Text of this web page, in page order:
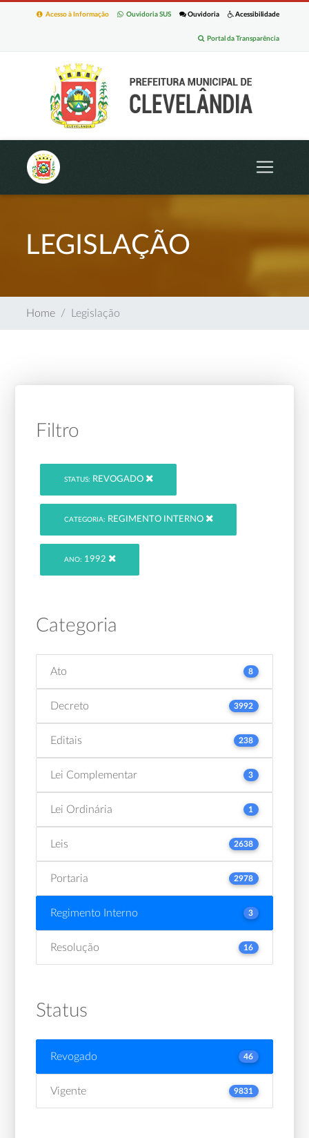
Acessibilidade
Ouvidoria
Ouvidoria SUS
Acesso à Informação
Portal da Transparência
LEGISLAÇÃO
Home Legislação
Filtro
STATUS: REVOGADO
CATEGORIA: REGIMENTO INTERNO
ANO: 1992
Categoria
Ato 8
Decreto 3992
Editais 238
Lei Complementar 3
Lei Ordinária 1
Leis 2638
Portaria 2978
Regimento Interno 3
Resolução 16
Status
Revogado 46
Vigente 9831